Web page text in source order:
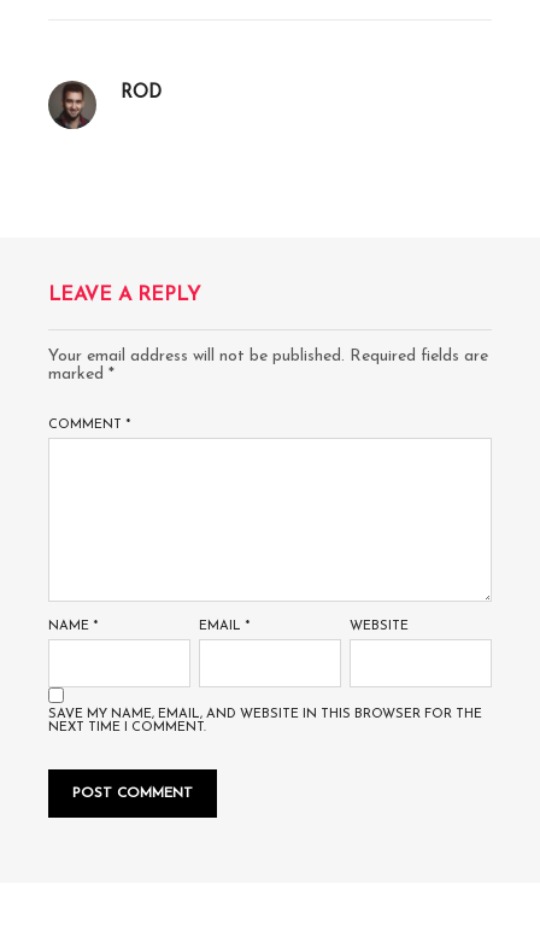
ROD
LEAVE A REPLY
Your email address will not be published. Required fields are
marked *
COMMENT *
NAME * EMAIL * WEBSITE
SAVE MY NAME, EMAIL, AND WEBSITE IN THIS BROWSER FOR THE
NEXT TIME I COMMENT.